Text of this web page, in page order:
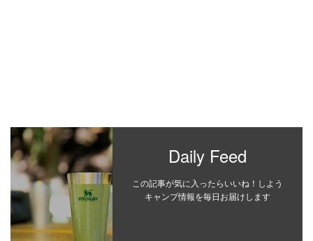
Daily Feed
この記事が気に入ったらいいね！しよう
キャンプ情報を毎日お届けします